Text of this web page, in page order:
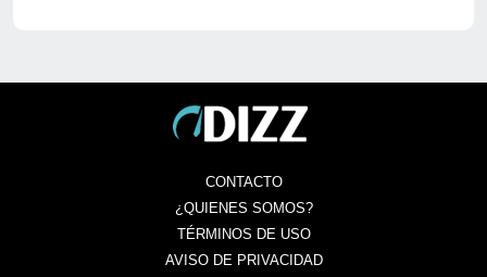
CONTACTO
¿QUIENES SOMOS?
TÉRMINOS DE USO
AVISO DE PRIVACIDAD